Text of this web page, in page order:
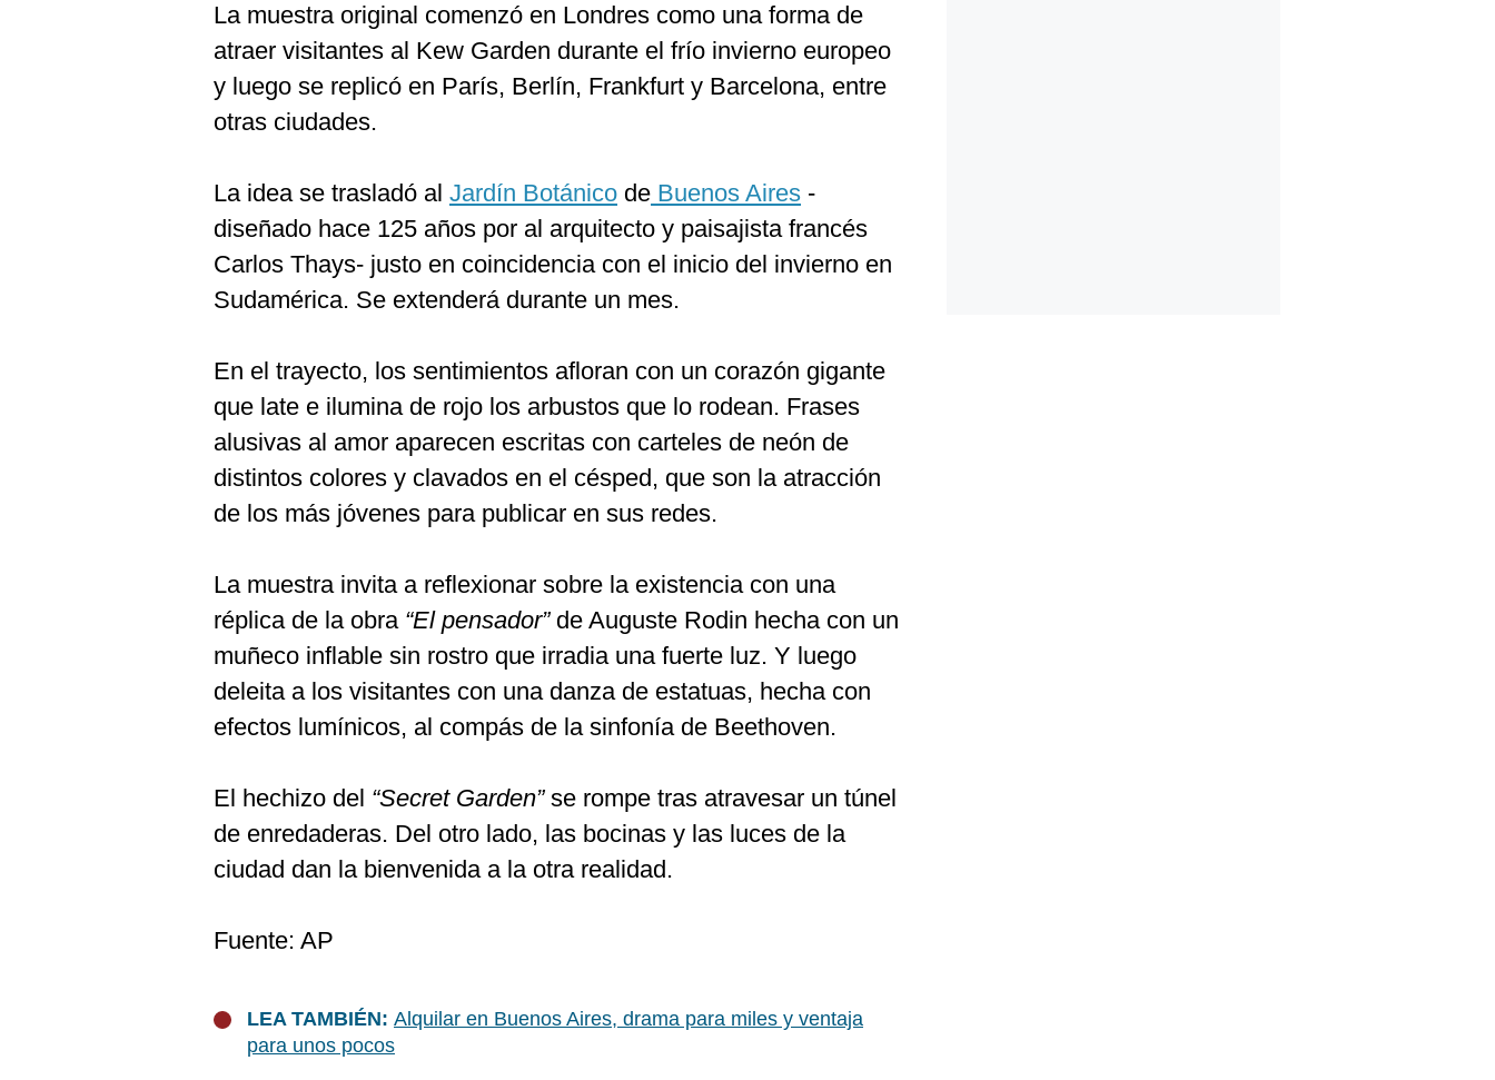
La muestra original comenzó en Londres como una forma de
atraer visitantes al Kew Garden durante el frío invierno europeo
y luego se replicó en París, Berlín, Frankfurt y Barcelona, entre
otras ciudades.
La idea se trasladó al Jardín Botánico de Buenos Aires -
diseñado hace 125 años por al arquitecto y paisajista francés
Carlos Thays- justo en coincidencia con el inicio del invierno en
Sudamérica. Se extenderá durante un mes.
En el trayecto, los sentimientos afloran con un corazón gigante
que late e ilumina de rojo los arbustos que lo rodean. Frases
alusivas al amor aparecen escritas con carteles de neón de
distintos colores y clavados en el césped, que son la atracción
de los más jóvenes para publicar en sus redes.
La muestra invita a reflexionar sobre la existencia con una
réplica de la obra “El pensador” de Auguste Rodin hecha con un
muñeco inflable sin rostro que irradia una fuerte luz. Y luego
deleita a los visitantes con una danza de estatuas, hecha con
efectos lumínicos, al compás de la sinfonía de Beethoven.
El hechizo del “Secret Garden”se rompe tras atravesar un túnel
de enredaderas. Del otro lado, las bocinas y las luces de la
ciudad dan la bienvenida a la otra realidad.
Fuente: AP
LEA TAMBIÉN: Alquilar en Buenos Aires, drama para miles y ventaja
para unos pocos